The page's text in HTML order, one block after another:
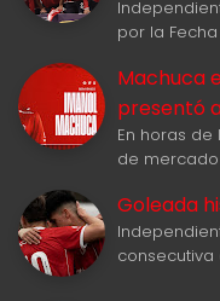
por la
Machuca
presentó
En horas
de
Goleada